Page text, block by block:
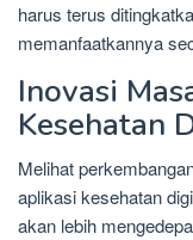
harus terus
memanfaatkannya
Inovasi
Kesehatan
Melihat
aplikasi kesehatan
akan lebih